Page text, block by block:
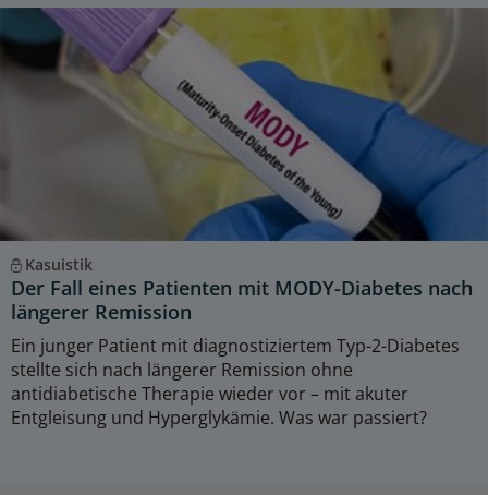
Kasuistik
Der Fall eines Patienten mit MODY-Diabetes nach
längerer Remission
Ein junger Patient mit diagnostiziertem Typ-2-Diabetes
stellte sich nach längerer Remission ohne
antidiabetische Therapie wieder vor – mit akuter
Entgleisung und Hyperglykämie. Was war passiert?